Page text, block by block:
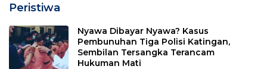
Peristiwa
Nyawa Dibayar Nyawa? Kasus
Pembunuhan Tiga Polisi Katingan,
Sembilan Tersangka Terancam
Hukuman Mati